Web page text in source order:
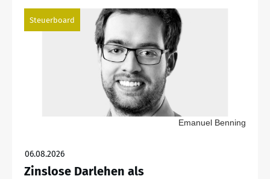
Steuerboard
Emanuel Benning
06.08.2026
Zinslose Darlehen als